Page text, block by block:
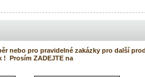
nebo pro pravidelné zakázky pro další
! Prosím ZADEJTE na